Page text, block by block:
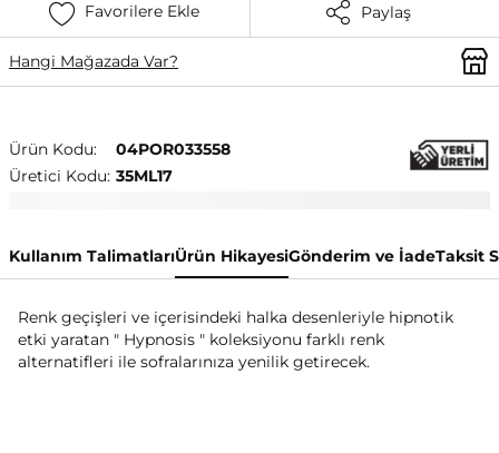
Favorilere Ekle Paylaş
Hangi Mağazada Var?
Ürün Kodu:
04POR033558
Üretici Kodu: 35ML17
Kullanım TalimatlarıÜrün HikayesiGönderim ve İadeTaksit
Renk geçişleri ve içerisindeki halka desenleriyle hipnotik
etki yaratan " Hypnosis " koleksiyonu farklı renk
alternatifleri ile sofralarınıza yenilik getirecek.